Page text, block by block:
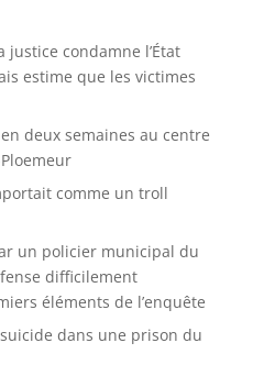
justice condamne l’État
estime que les victimes
deux semaines au centre
comme un troll
un policier municipal du
difficilement
éléments de l’enquête
dans une prison du